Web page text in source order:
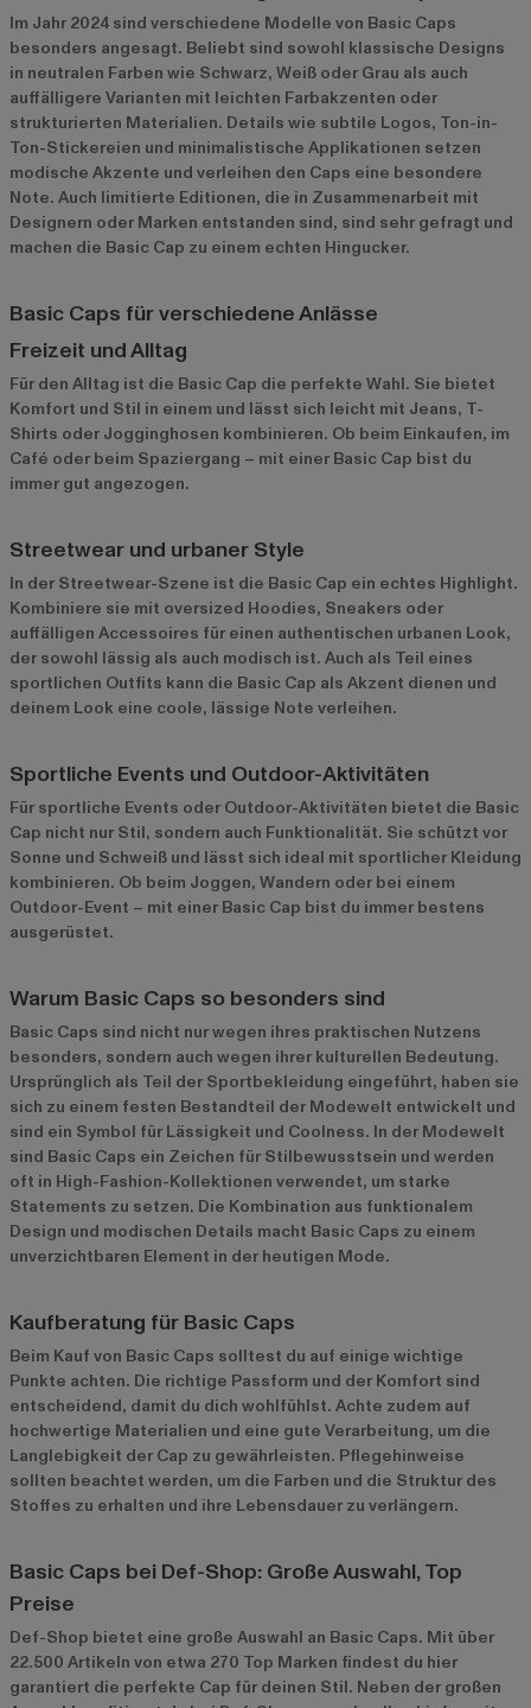
Im Jahr 2024 sind verschiedene Modelle von Basic Caps
besonders angesagt. Beliebt sind sowohl klassische Designs
in neutralen Farben wie Schwarz, Weiß oder Grau als auch
auffälligere Varianten mit leichten Farbakzenten oder
strukturierten Materialien. Details wie subtile Logos, Ton-in-
Ton-Stickereien und minimalistische Applikationen setzen
modische Akzente und verleihen den Caps eine besondere
Note. Auch limitierte Editionen, die in Zusammenarbeit mit
Designern oder Marken entstanden sind, sind sehr gefragt und
machen die Basic Cap zu einem echten Hingucker.
Basic Caps für verschiedene Anlässe
Freizeit und Alltag
Für den Alltag ist die Basic Cap die perfekte Wahl. Sie bietet
Komfort und Stil in einem und lässt sich leicht mit Jeans, T-
Shirts oder Jogginghosen kombinieren. Ob beim Einkaufen, im
Café oder beim Spaziergang – mit einer Basic Cap bist du
immer gut angezogen.
Streetwear und urbaner Style
In der Streetwear-Szene ist die Basic Cap ein echtes Highlight.
Kombiniere sie mit oversized Hoodies, Sneakers oder
auffälligen Accessoires für einen authentischen urbanen Look,
der sowohl lässig als auch modisch ist. Auch als Teil eines
sportlichen Outfits kann die Basic Cap als Akzent dienen und
deinem Look eine coole, lässige Note verleihen.
Sportliche Events und Outdoor-Aktivitäten
Für sportliche Events oder Outdoor-Aktivitäten bietet die Basic
Cap nicht nur Stil, sondern auch Funktionalität. Sie schützt vor
Sonne und Schweiß und lässt sich ideal mit sportlicher Kleidung
kombinieren. Ob beim Joggen, Wandern oder bei einem
Outdoor-Event – mit einer Basic Cap bist du immer bestens
ausgerüstet.
Warum Basic Caps so besonders sind
Basic Caps sind nicht nur wegen ihres praktischen Nutzens
besonders, sondern auch wegen ihrer kulturellen Bedeutung.
Ursprünglich als Teil der Sportbekleidung eingeführt, haben sie
sich zu einem festen Bestandteil der Modewelt entwickelt und
sind ein Symbol für Lässigkeit und Coolness. In der Modewelt
sind Basic Caps ein Zeichen für Stilbewusstsein und werden
oft in High-Fashion-Kollektionen verwendet, um starke
Statements zu setzen. Die Kombination aus funktionalem
Design und modischen Details macht Basic Caps zu einem
unverzichtbaren Element in der heutigen Mode.
Kaufberatung für Basic Caps
Beim Kauf von Basic Caps solltest du auf einige wichtige
Punkte achten. Die richtige Passform und der Komfort sind
entscheidend, damit du dich wohlfühlst. Achte zudem auf
hochwertige Materialien und eine gute Verarbeitung, um die
Langlebigkeit der Cap zu gewährleisten. Pflegehinweise
sollten beachtet werden, um die Farben und die Struktur des
Stoffes zu erhalten und ihre Lebensdauer zu verlängern.
Basic Caps bei Def-Shop: Große Auswahl, Top
Preise
Def-Shop bietet eine große Auswahl an Basic Caps. Mit über
22.500 Artikeln von etwa 270 Top Marken findest du hier
garantiert die perfekte Cap für deinen Stil. Neben der großen